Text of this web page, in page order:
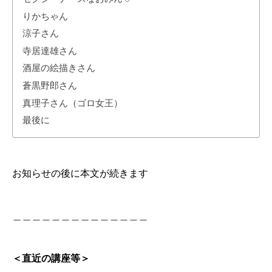
りかちゃん
涼子さん
寺居達雄さん
酒屋の絵描きさん
蒼黒野郎さん
真理子さん（ゴロ女王）
最後に
お知らせの後に本文が続きます
＜直近の講座等＞